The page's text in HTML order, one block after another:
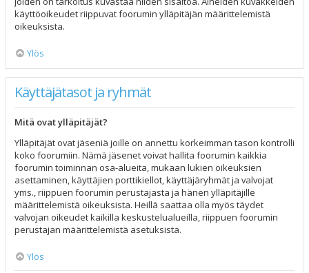
käyttöoikeudet riippuvat foorumin ylläpitäjän määrittelemistä
oikeuksista.
Ylös
Käyttäjätasot ja ryhmät
Mitä ovat ylläpitäjät?
Ylläpitäjät ovat jäseniä joille on annettu korkeimman tason kontrolli
koko foorumiin. Nämä jäsenet voivat hallita foorumin kaikkia
foorumin toiminnan osa-alueita, mukaan lukien oikeuksien
asettaminen, käyttäjien porttikiellot, käyttäjäryhmät ja valvojat
yms., riippuen foorumin perustajasta ja hänen ylläpitäjille
määrittelemistä oikeuksista. Heillä saattaa olla myös täydet
valvojan oikeudet kaikilla keskustelualueilla, riippuen foorumin
perustajan määrittelemistä asetuksista.
Ylös